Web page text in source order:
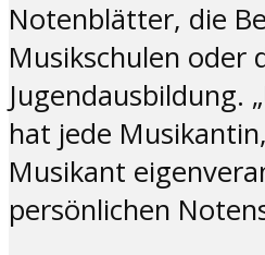
Notenblätter, die
Musikschulen oder
Jugendausbildung.
hat jede
Musikant
persönlichen